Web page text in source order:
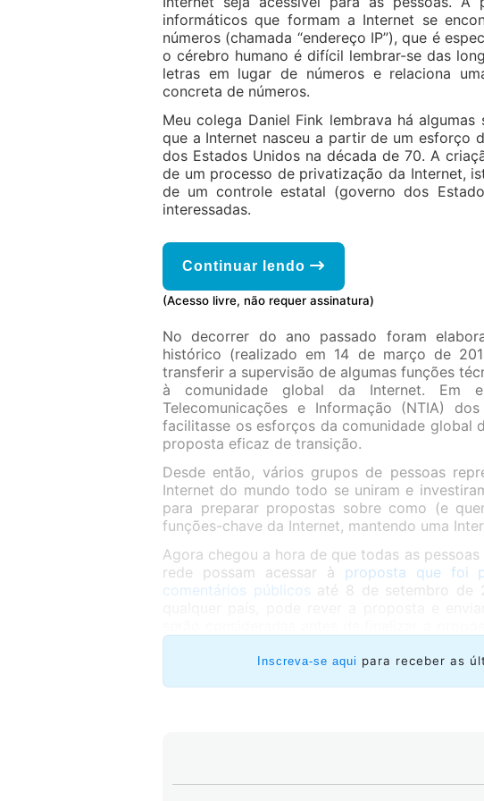
informáticos que formam a Internet se
números (chamada “endereço IP”), que é
o cérebro humano é difícil lembrar-se das
letras em lugar de números e relaciona
concreta de números.
Meu colega Daniel Fink lembrava há algumas
que a Internet nasceu a partir de um esforço
dos Estados Unidos na década de 70. A
de um processo de privatização da Internet,
de um controle estatal (governo dos
interessadas.
Continuar lendo
(Acesso livre, não requer assinatura)
No decorrer do ano passado foram
histórico (realizado em 14 de março de
transferir a supervisão de algumas funções
à comunidade global da Internet. Em
Telecomunicações e Informação (NTIA)
facilitasse os esforços da comunidade global
proposta eficaz de transição.
Desde então, vários grupos de pessoas
Internet do mundo todo se uniram e
para preparar propostas sobre como (e
funções-chave da Internet, mantendo uma
Agora chegou a hora de que todas as
rede possam acessar à proposta que foi
comentários públicos até 8 de setembro de
para consideração e aprovação.
Inscreva-se aqui para receber as